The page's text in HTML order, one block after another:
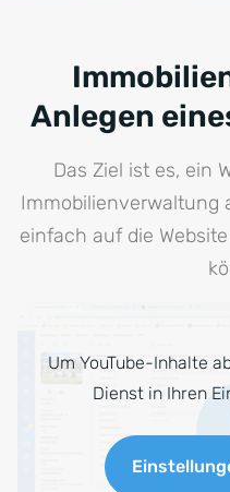
Anlegen
Das Ziel ist es, ein
Immobilienverwaltung
einfach auf die
Um YouTube-Inhalte
Dienst in Ihren